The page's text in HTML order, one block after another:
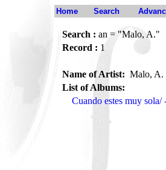
Home Search
Search : an = "Malo, A."
Record : 1
Name of Artist: Malo, A.
List of Albums:
Cuando estes muy